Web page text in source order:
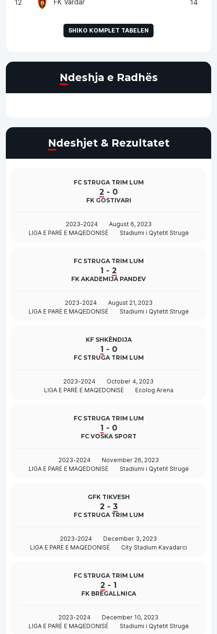
12 FK Vardar 14
SHIKO KOMPLET TABELEN
Ndeshja e Radhës
Ndeshjet & Rezultatet
FC STRUGA TRIM LUM
2 - 0
FK GOSTIVARI
2023-2024
August 6, 2023
LIGA E PARË E MAQEDONISË
Stadiumi i Qytetit Strugë
FC STRUGA TRIM LUM
1 - 2
FK AKADEMIJA PANDEV
2023-2024
August 21, 2023
LIGA E PARË E MAQEDONISË
Stadiumi i Qytetit Strugë
KF SHKËNDIJA
1 - 0
FC STRUGA TRIM LUM
2023-2024
October 4, 2023
LIGA E PARË E MAQEDONISË
Ecolog Arena
FC STRUGA TRIM LUM
1 - 0
FC VOSKA SPORT
2023-2024
November 26, 2023
LIGA E PARË E MAQEDONISË
Stadiumi i Qytetit Strugë
GFK TIKVESH
2 - 3
FC STRUGA TRIM LUM
2023-2024
December 3, 2023
LIGA E PARË E MAQEDONISË
City Stadium Kavadarci
FC STRUGA TRIM LUM
2 - 1
FK BREGALLNICA
2023-2024
December 10, 2023
LIGA E PARË E MAQEDONISË
Stadiumi i Qytetit Strugë